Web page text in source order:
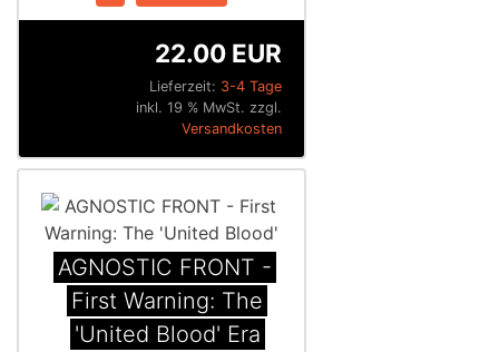
Lieferzeit: 3-4 Tage
22.00 EUR
inkl. 19 % MwSt. zzgl.
Versandkosten
AGNOSTIC FRONT -
First Warning: The
'United Blood' Era